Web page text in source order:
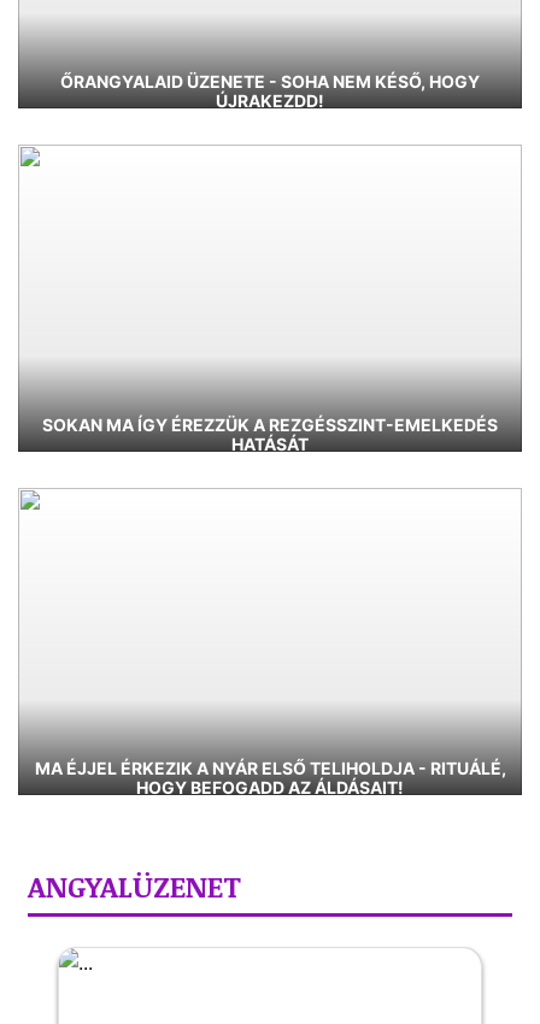
ŐRANGYALAID ÜZENETE - SOHA NEM KÉSŐ, HOGY
ÚJRAKEZDD!
SOKAN MA ÍGY ÉREZZÜK A REZGÉSSZINT-EMELKEDÉS
HATÁSÁT
MA ÉJJEL ÉRKEZIK A NYÁR ELSŐ TELIHOLDJA - RITUÁLÉ,
HOGY BEFOGADD AZ ÁLDÁSAIT!
ANGYALÜZENET